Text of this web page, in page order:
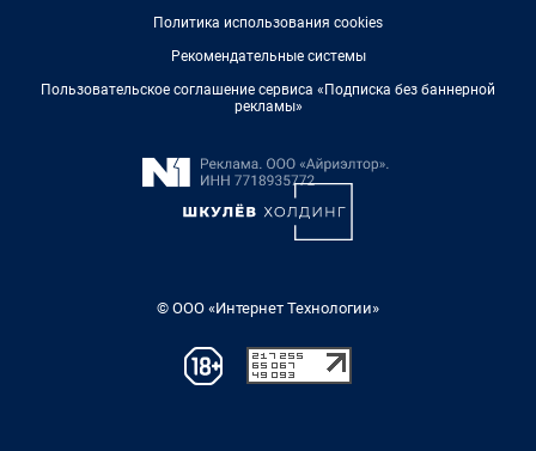
Политика использования cookies
Рекомендательные системы
Пользовательское соглашение сервиса «Подписка без баннерной
рекламы»
© ООО «Интернет Технологии»